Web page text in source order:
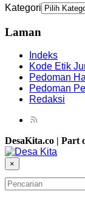
Kategori
Laman
Indeks
Kode Etik
Pedoman
Pedoman
Redaksi
DesaKita.co |
×